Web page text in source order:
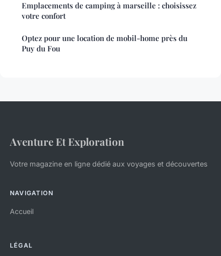
Emplacements de camping à marseille : choisissez
votre confort
Optez pour une location de mobil-home près du
Puy du Fou
Aventure Et Exploration
Votre magazine en ligne dédié aux voyages et découvertes
NAVIGATION
Accueil
LÉGAL